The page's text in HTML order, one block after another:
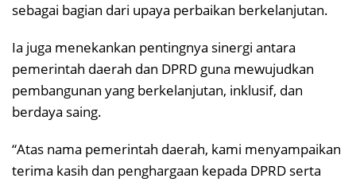
sebagai bagian dari upaya perbaikan berkelanjutan.
Ia juga menekankan pentingnya sinergi antara
pemerintah daerah dan DPRD guna mewujudkan
pembangunan yang berkelanjutan, inklusif, dan
berdaya saing.
“Atas nama pemerintah daerah, kami menyampaikan
terima kasih dan penghargaan kepada DPRD serta